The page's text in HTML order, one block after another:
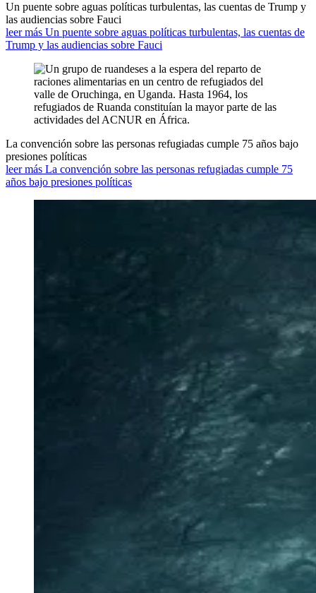
Un puente sobre aguas políticas turbulentas, las cuentas de Trump y
las audiencias sobre Fauci
leer más Un puente sobre aguas políticas turbulentas, las cuentas de
Trump y las audiencias sobre Fauci
La convención sobre las personas refugiadas cumple 75 años bajo
presiones políticas
leer más La convención sobre las personas refugiadas cumple 75
años bajo presiones políticas